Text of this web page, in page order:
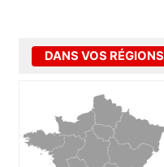
DANS VOS RÉGIONS